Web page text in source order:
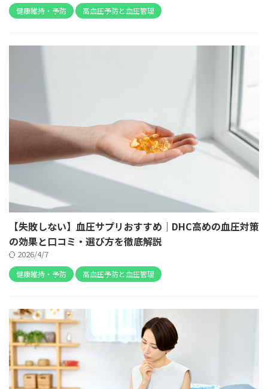
健康維持・予防 高血圧予防と血圧管理
【失敗しない】血圧サプリおすすめ｜DHC高めの血圧対策
の効果と口コミ・選び方を徹底解説
2026/4/7
健康維持・予防 高血圧予防と血圧管理